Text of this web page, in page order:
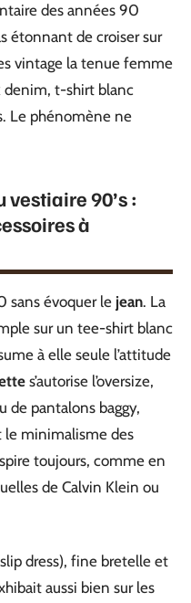
des années 90
étonnant de croiser sur
vintage la tenue femme
denim, t-shirt blanc
Le phénomène ne
90’s :
à
sans évoquer le jean. La
sur un tee-shirt blanc
à elle seule l’attitude
s’autorise l’oversize,
de pantalons baggy,
le minimalisme des
toujours, comme en
de Calvin Klein ou
dress), fine bretelle et
aussi bien sur les